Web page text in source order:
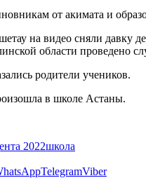
от акимата и
на видео сняли давку
области проведено
родители учеников.
в школе Астаны.
2022школа
TelegramViber